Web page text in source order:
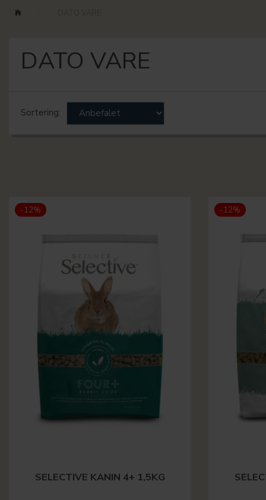
DATO VARE
Sortering:
-12%
SELECTIVE KANIN 4+ 1,5KG
-12%